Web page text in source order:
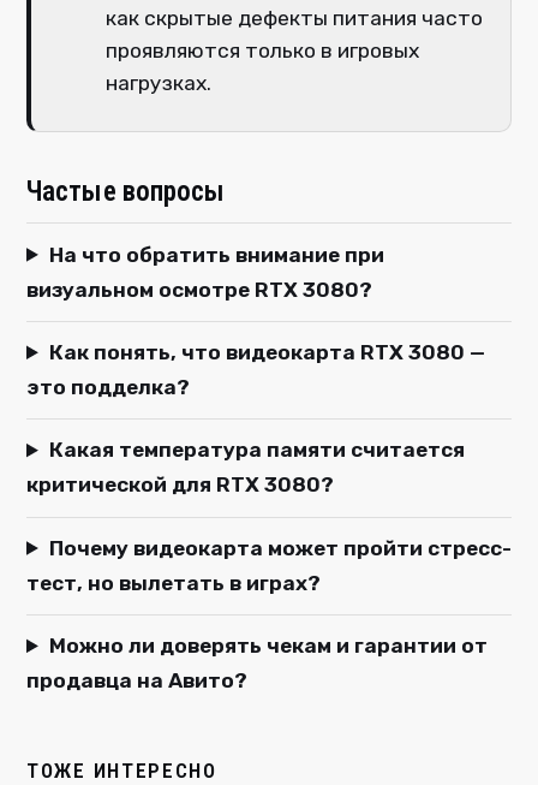
как скрытые дефекты питания часто
проявляются только в игровых
нагрузках.
Частые вопросы
На что обратить внимание при
визуальном осмотре RTX 3080?
Как понять, что видеокарта RTX 3080 —
это подделка?
Какая температура памяти считается
критической для RTX 3080?
Почему видеокарта может пройти стресс-
тест, но вылетать в играх?
Можно ли доверять чекам и гарантии от
продавца на Авито?
ТОЖЕ ИНТЕРЕСНО